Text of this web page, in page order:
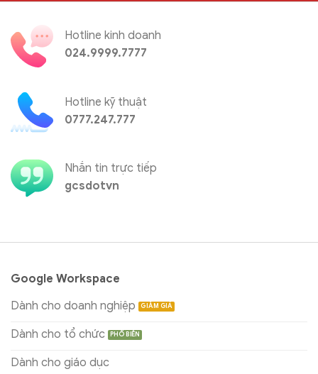
Hotline kinh doanh
024.9999.7777
Hotline kỹ thuật
0777.247.777
Nhắn tin trực tiếp
gcsdotvn
Google Workspace
Dành cho doanh nghiệp
Dành cho tổ chức
Dành cho giáo dục